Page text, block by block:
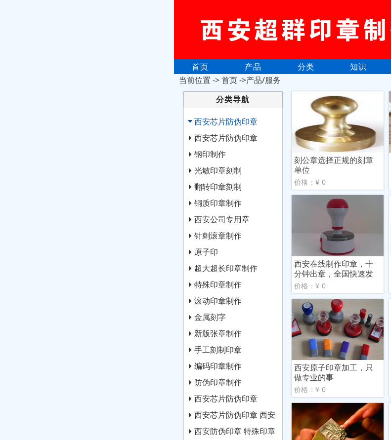
首页 产品 分类 知识
当前位置 ->首页->产品/服务
分类导航
西安芯片防伪印章
西安芯片防伪印章
钢印制作
光敏印章刻制
翻转印章刻制
铜质印章制作
西安公司专用章
针刺滚章制作
原子印
超大超长印章制作
特殊印章制作
滚动印章制作
金属刻字
新版张章制作
手工刻制印章
编码印章制作
防伪印章制作
西安芯片防伪印章
西安芯片防伪印章 西安
西安防伪印章 特殊印章
刻公章选择正规的刻章
单位
价格：¥ 0
西安在线制作印章，十
分钟出章，全国快速发
货
价格：¥ 0
西安原子印章加工，只
做专业的事
价格：¥ 0